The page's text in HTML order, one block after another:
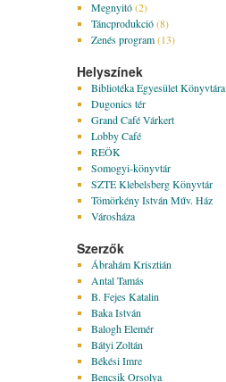
Megnyitó(2)
Táncprodukció(8)
Zenés program(13)
Helyszínek
Bibliotéka Egyesület Könyvtára
Dugonics tér
Grand Café Várkert
Lobby Café
REÖK
Somogyi-könyvtár
SZTE Klebelsberg Könyvtár
Tömörkény István Műv. Ház
Városháza
Szerzők
Ábrahám Krisztián
Antal Tamás
B. Fejes Katalin
Baka István
Balogh Elemér
Bátyi Zoltán
Békési Imre
Bencsik Orsolya